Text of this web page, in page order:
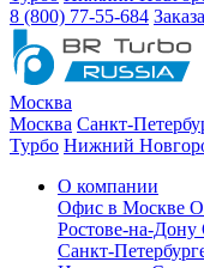
8 (800) 77-55-684
Москва
Москва Санкт-
Турбо Нижний
О компании
Офис в Москве
Ростове-на-Дону
Санкт-